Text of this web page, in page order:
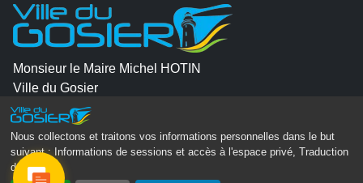
Nous collectons et traitons vos informations personnelles dans le but
suivant :
Informations de sessions et accès à l'espace privé, Traduction
des pages .
Monsieur le Maire Michel HOTIN
Ville du Gosier
67, Boulevard du Général de Gaulle
97190 Le Gosier
Tél. 05 90 84 86 86